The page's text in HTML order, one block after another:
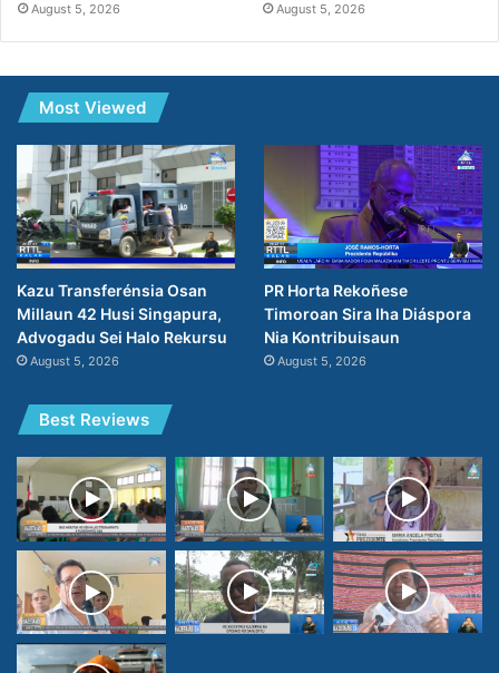
August 5, 2026 August 5, 2026
Most Viewed
Kazu Transferénsia Osan
Millaun 42 Husi Singapura,
Advogadu Sei Halo Rekursu
August 5, 2026
PR Horta Rekoñese
Timoroan Sira Iha Diáspora
Nia Kontribuisaun
August 5, 2026
Best Reviews